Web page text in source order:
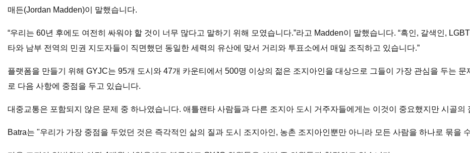
매든(Jordan Madden)이 말했습니다.
“우리는 60년 후에도 여전히 싸워야 할 것이 너무 많다고 말하기 위해 모였습니다.”라고 Madden이 말했습니다. “흑인, 갈색인,
타와 남부 전역의 민권 지도자들이 직면했던 동일한 세력의 유산에 맞서 거리와 투표소에서 매일 조직하고 있습니다.”
플랫폼을 만들기 위해 GYJC는 95개 도시와 47개 카운티에서 500명 이상의 젊은 조지아인을 대상으로 그들이 가장 관심을 두는
로 다음 사항에 중점을 두고 있습니다.
대중교통은 포함되지 않은 문제 중 하나였습니다. 애틀랜타 사람들과 다른 조지아 도시 거주자들에게는 이것이 중요했지만 시골
Batra는 "우리가 가장 중점을 두었던 것은 즉각적인 삶의 질과 도시 조지아인, 농촌 조지아인뿐만 아니라 모든 사람을 하나로 묶을